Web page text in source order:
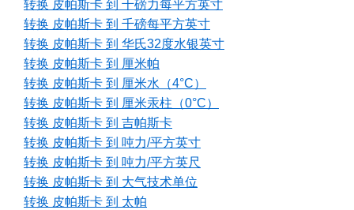
转换 皮帕斯卡 到 千磅力每平方英寸
转换 皮帕斯卡 到 千磅每平方英寸
转换 皮帕斯卡 到 华氏32度水银英寸
转换 皮帕斯卡 到 厘米帕
转换 皮帕斯卡 到 厘米水（4°C）
转换 皮帕斯卡 到 厘米汞柱（0°C）
转换 皮帕斯卡 到 吉帕斯卡
转换 皮帕斯卡 到 吨力/平方英寸
转换 皮帕斯卡 到 吨力/平方英尺
转换 皮帕斯卡 到 大气技术单位
转换 皮帕斯卡 到 太帕